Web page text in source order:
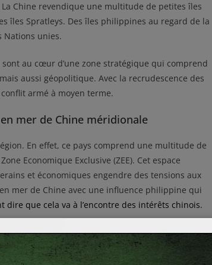
Chine revendique une multitude de petites îles
îles Spratleys. Des îles philippines au regard de la
Nations unies.
sont au cœur d’une zone stratégique qui comprend
aussi géopolitique. Avec la recrudescence des
armé à moyen terme.
mer de Chine méridionale
En effet, ce pays comprend une multitude de
Economique Exclusive (ZEE). Cet espace
et économiques engendre des tensions aux
mer de Chine avec une influence philippine qui
dire que cela va à l’encontre des intérêts chinois.
milliards de m de gaz naturel (soit 13,4% des
îles de la mer de Chine méridionale sont riches
halieutiques. 15% de la pêche